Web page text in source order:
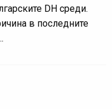
DH среди.
в последните